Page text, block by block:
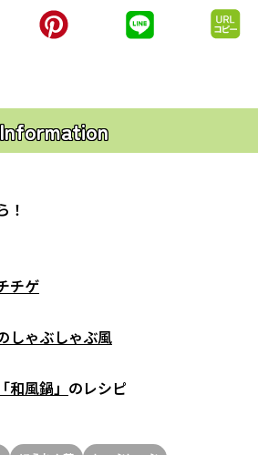
Information
！
チゲ
しゃぶしゃぶ風
「和風鍋」 のレシピ